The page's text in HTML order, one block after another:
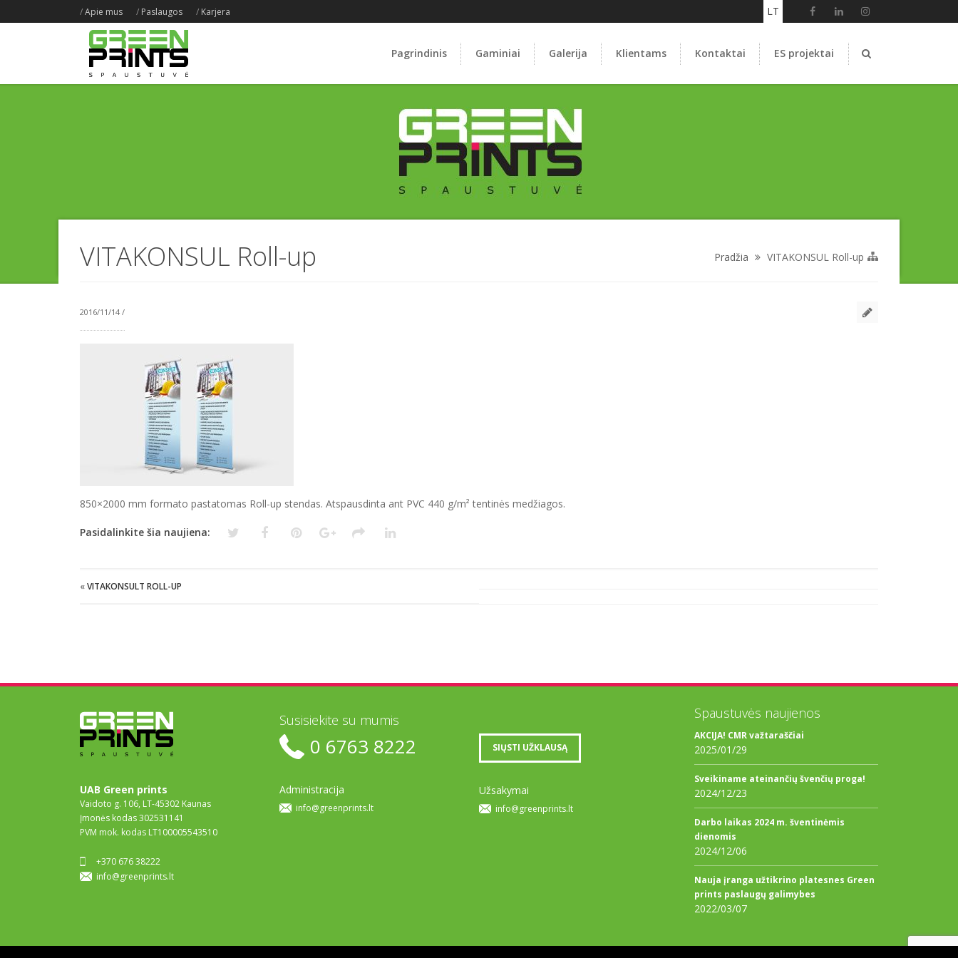
/Apie mus / Paslaugos / Karjera LT
Pagrindinis Gaminiai Galerija Klientams Kontaktai ES projektai
VITAKONSUL Roll-up Pradžia VITAKONSUL Roll-up
2016/11/14 /
850×2000 mm formato pastatomas Roll-up stendas. Atspausdinta ant PVC 440 g/m² tentinės medžiagos.
Pasidalinkite šia naujiena:
«VITAKONSULT ROLL-UP
UAB Green prints
Vaidoto g. 106, LT-45302 Kaunas
Įmonės kodas 302531141
PVM mok. kodas LT100005543510
+370 676 38222
info@greenprints.lt
Susisiekite su mumis
0 6763 8222
Administracija
info@greenprints.lt
SIŲSTI UŽKLAUSĄ
Užsakymai
info@greenprints.lt
Spaustuvės naujienos
AKCIJA! CMR važtaraščiai
2025/01/29
Sveikiname ateinančių švenčių proga!
2024/12/23
Darbo laikas 2024 m. šventinėmis
dienomis
2024/12/06
Nauja įranga užtikrino platesnes Green
prints paslaugų galimybes
2022/03/07